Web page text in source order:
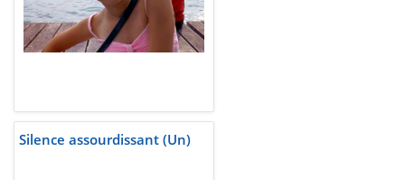
Silence assourdissant (Un)